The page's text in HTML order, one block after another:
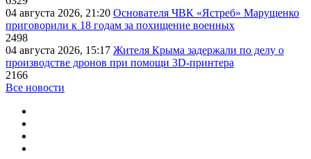
04 августа 2026, 21:20 Основателя ЧВК «Ястреб» Марущенко
приговорили к 18 годам за похищение военных
2498
04 августа 2026, 15:17 Жителя Крыма задержали по делу о
производстве дронов при помощи 3D‑принтера
2166
Все новости